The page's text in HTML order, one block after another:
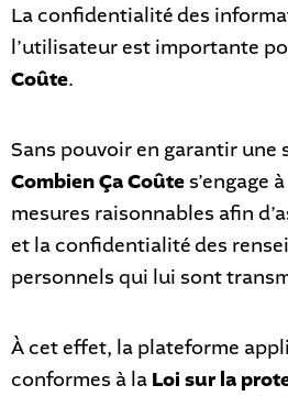
La confidentialité des
l’utilisateur est importante
Coûte.
Sans pouvoir en garantir une
Combien Ça Coûte s’engage
mesures raisonnables afin
et la confidentialité des
personnels qui lui sont
À cet effet, la plateforme
conformes à la Loi sur la